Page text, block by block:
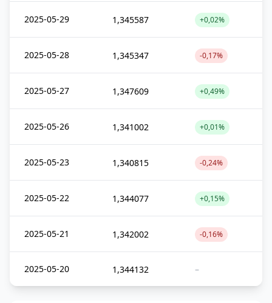
2025-05-29 1,345587 +0,02%
2025-05-28 1,345347 -0,17%
2025-05-27 1,347609 +0,49%
2025-05-26 1,341002 +0,01%
2025-05-23 1,340815 -0,24%
2025-05-22 1,344077 +0,15%
2025-05-21 1,342002 -0,16%
2025-05-20 1,344132 –